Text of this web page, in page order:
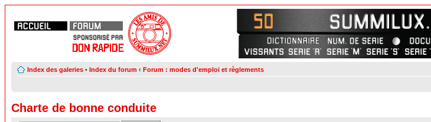
Index des galeries • Index du forum ‹ Forum : modes d'emploi et règlements
Charte de bonne conduite